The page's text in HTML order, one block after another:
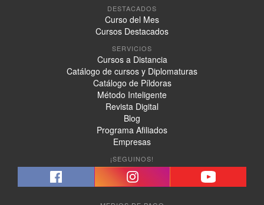
DESTACADOS
Curso del Mes
Cursos Destacados
SERVICIOS
Cursos a Distancia
Catálogo de cursos y Diplomaturas
Catálogo de Píldoras
Método Inteligente
Revista Digital
Blog
Programa Afiliados
Empresas
¡SEGUINOS!